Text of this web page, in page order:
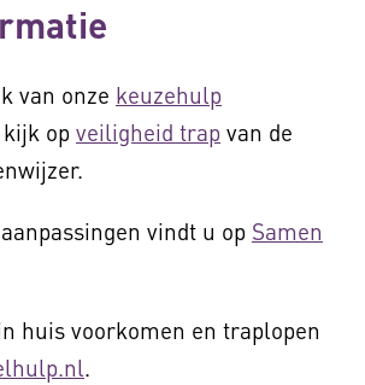
van onze keuzehulp
op veiligheid trap van de
vindt u op Samen
huis voorkomen en traplopen
.